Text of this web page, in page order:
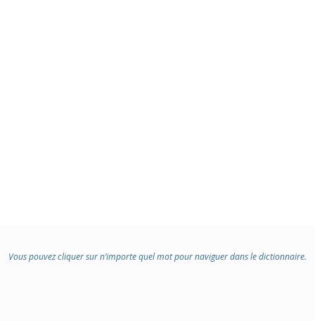
Vous pouvez cliquer sur n’importe quel mot pour naviguer dans le dictionnaire.